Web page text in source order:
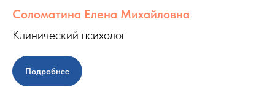
Соломатина Елена Михайловна
Клинический психолог
Подробнее